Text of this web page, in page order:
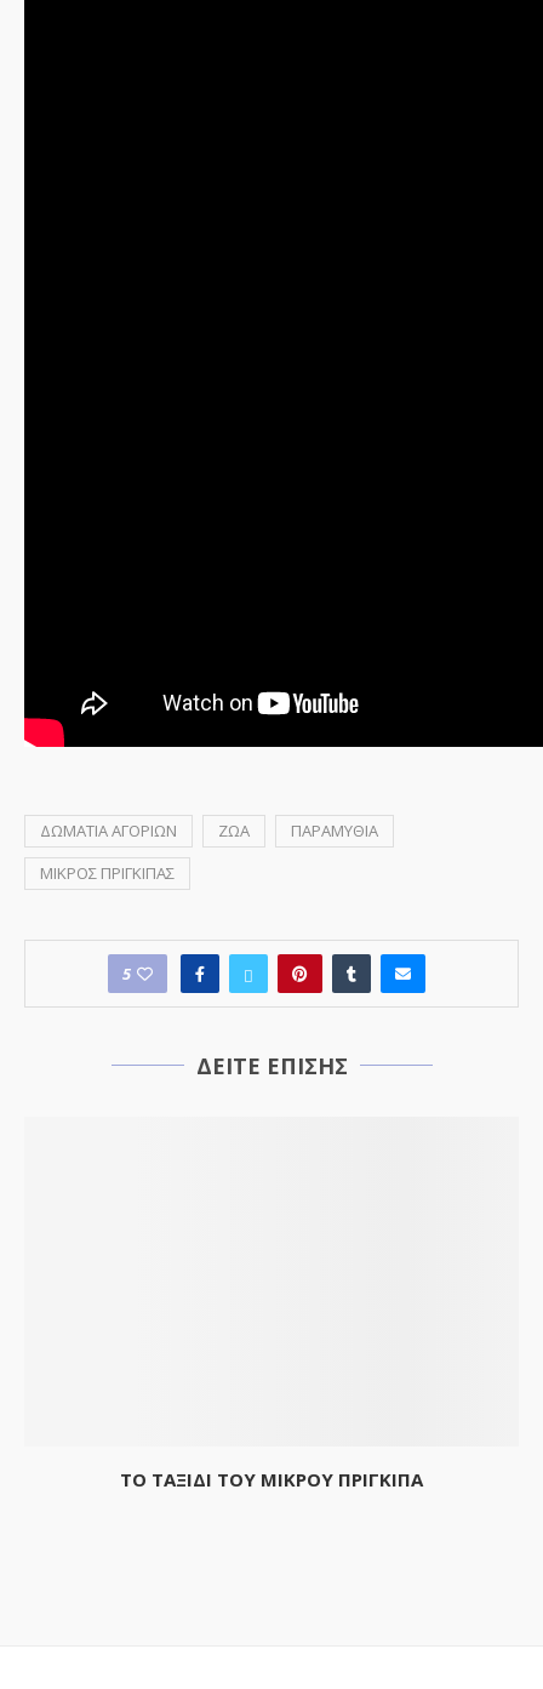
ΔΩΜΑΤΙΑ ΑΓΟΡΙΩΝ ΖΩΑ
ΠΑΡΑΜΥΘΙΑ
ΜΙΚΡΟΣ ΠΡΙΓΚΙΠΑΣ
5
ΔΕΙΤΕ ΕΠΙΣΗΣ
ΤΟ ΤΑΞΙΔΙ ΤΟΥ ΜΙΚΡΟΥ ΠΡΙΓΚΙΠΑ